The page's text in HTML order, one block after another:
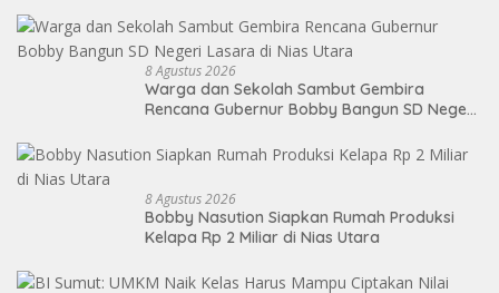
8 Agustus 2026
Warga dan Sekolah Sambut Gembira
Rencana Gubernur Bobby Bangun SD Negeri
8 Agustus 2026
Bobby Nasution Siapkan Rumah Produksi
Kelapa Rp 2 Miliar di Nias Utara